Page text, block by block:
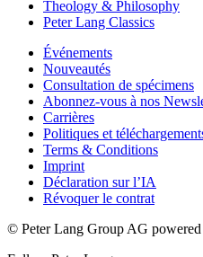
Theology & Philosophy
Peter Lang Classics
Événements
Nouveautés
Consultation de spécimens
Abonnez-vous à nos
Carrières
Politiques et
Terms & Conditions
Imprint
Déclaration sur l’IA
Révoquer le contrat
© Peter Lang Group AG